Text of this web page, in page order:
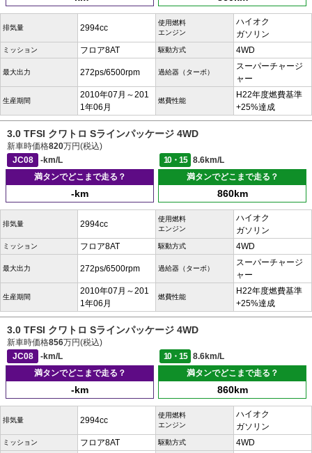
排気量 2994cc
使用燃料
エンジン
ハイオク
ガソリン
ミッション フロア8AT 駆動方式 4WD
最大出力 272ps/6500rpm 過給器（ターボ）
スーパーチャージ
ャー
生産期間
2010年07月～201
1年06月
燃費性能
H22年度燃費基準
+25%達成
3.0 TFSI クワトロ Sラインパッケージ 4WD
新車時価格820万円(税込)
JC08
-km/L 10・15
8.6km/L
満タンでどこまで走る？
-km
満タンでどこまで走る？
860km
排気量 2994cc
使用燃料
エンジン
ハイオク
ガソリン
ミッション フロア8AT 駆動方式 4WD
最大出力 272ps/6500rpm 過給器（ターボ）
スーパーチャージ
ャー
生産期間
2010年07月～201
1年06月
燃費性能
H22年度燃費基準
+25%達成
3.0 TFSI クワトロ Sラインパッケージ 4WD
新車時価格856万円(税込)
JC08
-km/L 10・15
8.6km/L
満タンでどこまで走る？
-km
満タンでどこまで走る？
860km
排気量 2994cc
使用燃料
エンジン
ハイオク
ガソリン
ミッション フロア8AT 駆動方式 4WD